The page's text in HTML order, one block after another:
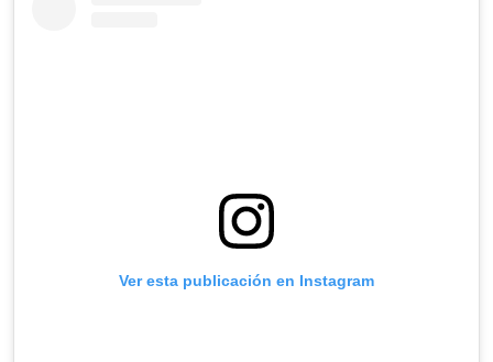
Ver esta publicación en Instagram